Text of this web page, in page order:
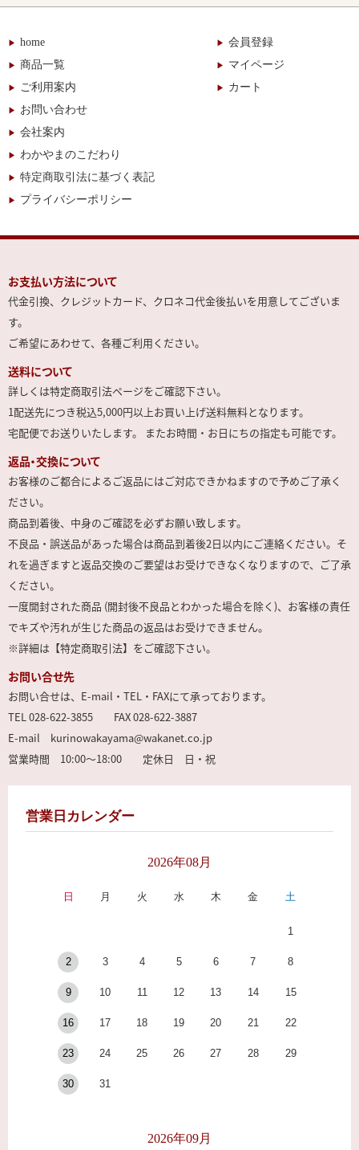
home
商品一覧
ご利用案内
お問い合わせ
会社案内
わかやまのこだわり
特定商取引法に基づく表記
プライバシーポリシー
会員登録
マイページ
カート
お支払い方法について
代金引換、クレジットカード、クロネコ代金後払いを用意してございま
す。
ご希望にあわせて、各種ご利用ください。
送料について
詳しくは特定商取引法ページをご確認下さい。
1配送先につき税込5,000円以上お買い上げ送料無料となります。
宅配便でお送りいたします。 またお時間・お日にちの指定も可能です。
返品・交換について
お客様のご都合によるご返品にはご対応できかねますので予めご了承く
ださい。
商品到着後、中身のご確認を必ずお願い致します。
不良品・誤送品があった場合は商品到着後2日以内にご連絡ください。そ
れを過ぎますと返品交換のご要望はお受けできなくなりますので、ご了承
ください。
一度開封された商品 (開封後不良品とわかった場合を除く)、お客様の責任
でキズや汚れが生じた商品の返品はお受けできません。
※詳細は【特定商取引法】をご確認下さい。
お問い合せ先
お問い合せは、E-mail・TEL・FAXにて承っております。
TEL 028-622-3855 FAX 028-622-3887
E-mail kurinowakayama@wakanet.co.jp
営業時間 10:00～18:00 定休日 日・祝
営業日カレンダー
2026年08月
日 月 火 水 木 金 土
1
2 3 4 5 6 7 8
9 10 11 12 13 14 15
16 17 18 19 20 21 22
23 24 25 26 27 28 29
30 31
2026年09月